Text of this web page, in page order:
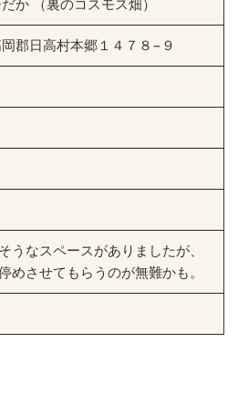
か （裏のコスモス畑）
郡日高村本郷１４７８−９
うなスペースがありましたが、
めさせてもらうのが無難かも。